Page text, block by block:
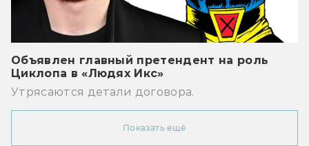
Объявлен главный претендент на роль
Циклопа в «Людях Икс»
Утрясаются детали договора.
Показать ещё